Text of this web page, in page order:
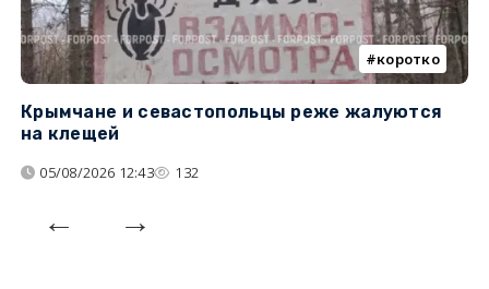
коротко
Крымчане и севастопольцы реже жалуются
на клещей
05/08/2026 12:43 132